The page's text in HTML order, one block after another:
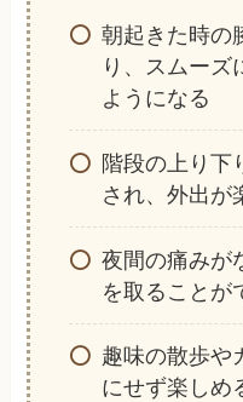
朝起きた時の
り、スムーズ
ようになる
階段の上り下
され、外出が
夜間の痛みが
を取ることが
趣味の散歩や
にせず楽しめ